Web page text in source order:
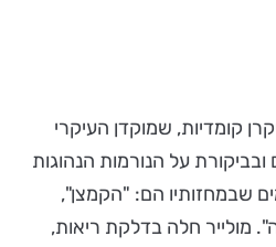
קומדיות, שמוקדן העיקרי
על הנורמות הנהוגות
שבמחזותיו הם: "הקמצן",
מולייר חלה בדלקת ריאות,